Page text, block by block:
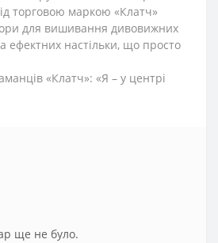
торговою маркою «Клатч»
для вишивання дивовижних
ефектних настільки, що просто
«Клатч»: «Я – у центрі
ще не було.